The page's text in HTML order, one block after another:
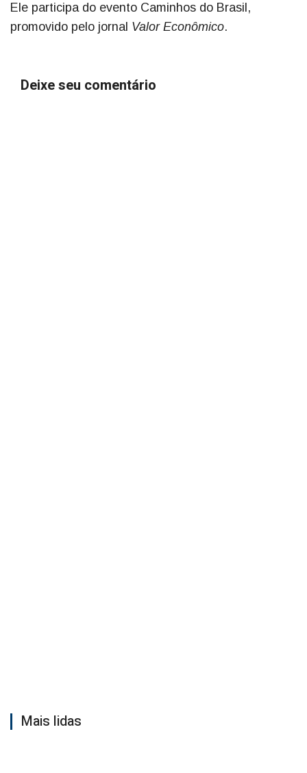
Ele participa do evento Caminhos do Brasil,
promovido pelo jornal Valor Econômico.
Deixe seu comentário
Mais lidas